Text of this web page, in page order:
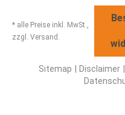
* alle Preise inkl. MwSt.,
zzgl. Versand.
Sitemap Disclaimer